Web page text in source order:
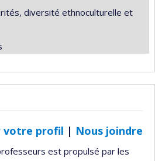
diversité ethnoculturelle et
votre profil | Nous joindre
est propulsé par les